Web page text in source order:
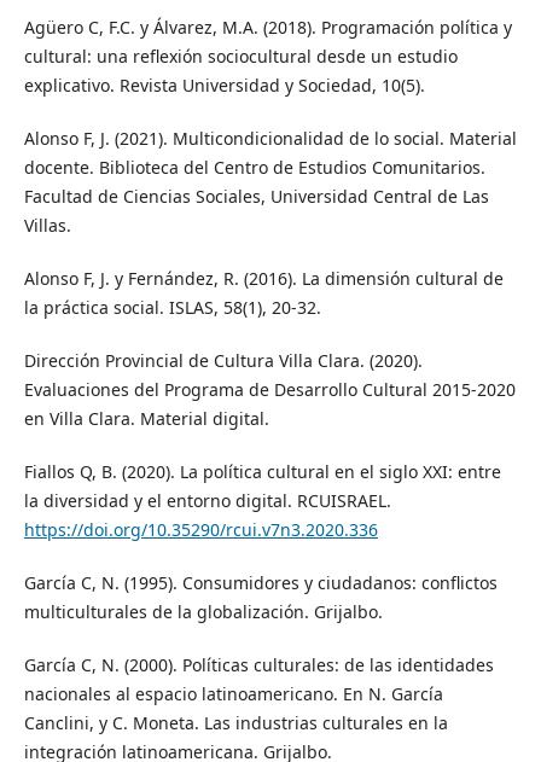
Agüero C, F.C. y Álvarez, M.A. (2018). Programación política y
cultural: una reflexión sociocultural desde un estudio
explicativo. Revista Universidad y Sociedad, 10(5).
Alonso F, J. (2021). Multicondicionalidad de lo social. Material
docente. Biblioteca del Centro de Estudios Comunitarios.
Facultad de Ciencias Sociales, Universidad Central de Las
Villas.
Alonso F, J. y Fernández, R. (2016). La dimensión cultural de
la práctica social. ISLAS, 58(1), 20-32.
Dirección Provincial de Cultura Villa Clara. (2020).
Evaluaciones del Programa de Desarrollo Cultural 2015-2020
en Villa Clara. Material digital.
Fiallos Q, B. (2020). La política cultural en el siglo XXI: entre
la diversidad y el entorno digital. RCUISRAEL.
https://doi.org/10.35290/rcui.v7n3.2020.336
García C, N. (1995). Consumidores y ciudadanos: conflictos
multiculturales de la globalización. Grijalbo.
García C, N. (2000). Políticas culturales: de las identidades
nacionales al espacio latinoamericano. En N. García
Canclini, y C. Moneta. Las industrias culturales en la
integración latinoamericana. Grijalbo.